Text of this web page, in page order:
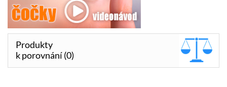
Produkty
k porovnání (0)